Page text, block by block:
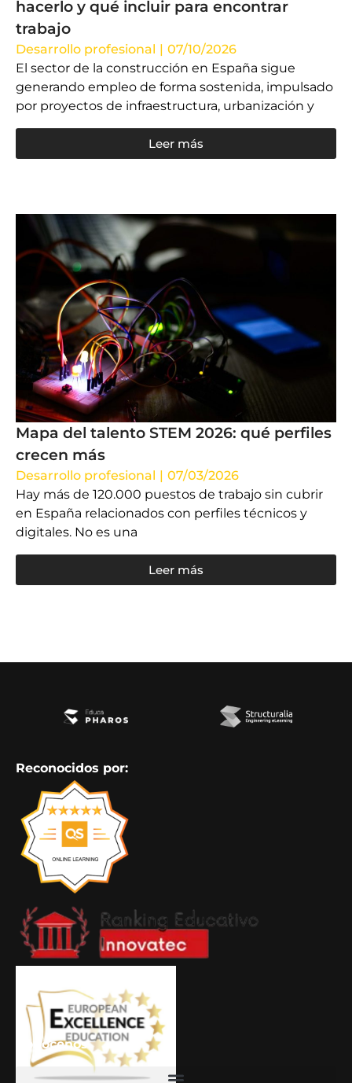
hacerlo y qué incluir para encontrar
trabajo
Desarrollo profesional | 07/10/2026
El sector de la construcción en España sigue
generando empleo de forma sostenida, impulsado
por proyectos de infraestructura, urbanización y
Leer más
Mapa del talento STEM 2026: qué perfiles
crecen más
Desarrollo profesional | 07/03/2026
Hay más de 120.000 puestos de trabajo sin cubrir
en España relacionados con perfiles técnicos y
digitales. No es una
Leer más
Reconocidos por:
Conócenos